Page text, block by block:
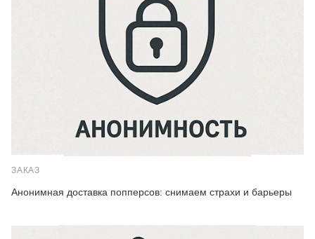
ЗАКАЗ
Анонимная доставка попперсов: снимаем страхи и барьеры